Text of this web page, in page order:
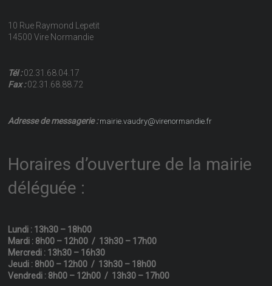
10 Rue Raymond Lepetit
14500 Vire Normandie
Tél :02.31.68.04.17
Fax :02.31.68.88.72
Adresse de messagerie :mairie.vaudry@virenormandie.fr
Horaires d’ouverture de la mairie
déléguée :
Lundi : 13h30 – 18h00
Mardi : 8h00 – 12h00 / 13h30 – 17h00
Mercredi : 13h30 – 16h30
Jeudi : 8h00 – 12h00 / 13h30 – 18h00
Vendredi : 8h00 – 12h00 / 13h30 – 17h00